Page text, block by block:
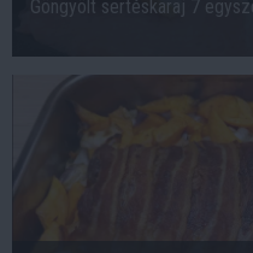
Göngyölt sertéskaraj 7